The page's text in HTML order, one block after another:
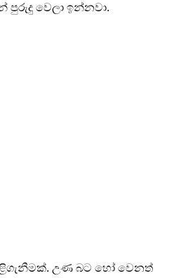
වෙලා ඉන්නවා.
උණ බට හෝ වෙනත්